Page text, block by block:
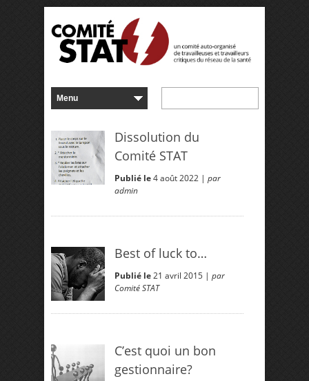
Dissolution du
Comité STAT
Publié le4 août 2022 |par
admin
Best of luck to…
Publié le21 avril 2015 |par
Comité STAT
C’est quoi un bon
gestionnaire?